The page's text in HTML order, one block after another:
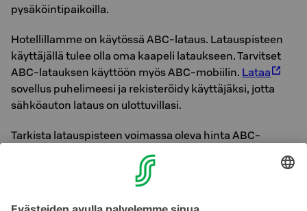
pysäköintipaikoilla.
Hotellillamme on käytössä ABC-lataus. Latauspisteen
käyttäjällä tulee olla oma kaapeli lataukseen. Tarvitset
ABC-latauksen käyttöön myös ABC-mobiilin. Lataa
sovellus puhelimeesi ja rekisteröidy käyttäjäksi, jotta
sähköauton lataus on ulottuvillasi.
Tarkista latauspisteen voimassa oleva hinta ABC-
mobiilista. S-ryhmän asiakasomistajana kerrytät
sähköautosi latauksista myös kotitaloutesi
kuukausittaista bonuskertymää. Lisätietoja ABC-